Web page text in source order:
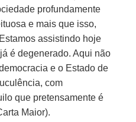
profundamente
e mais que isso,
assistindo hoje
é degenerado. Aqui não
e o Estado de
com
que pretensamente é
Maior).